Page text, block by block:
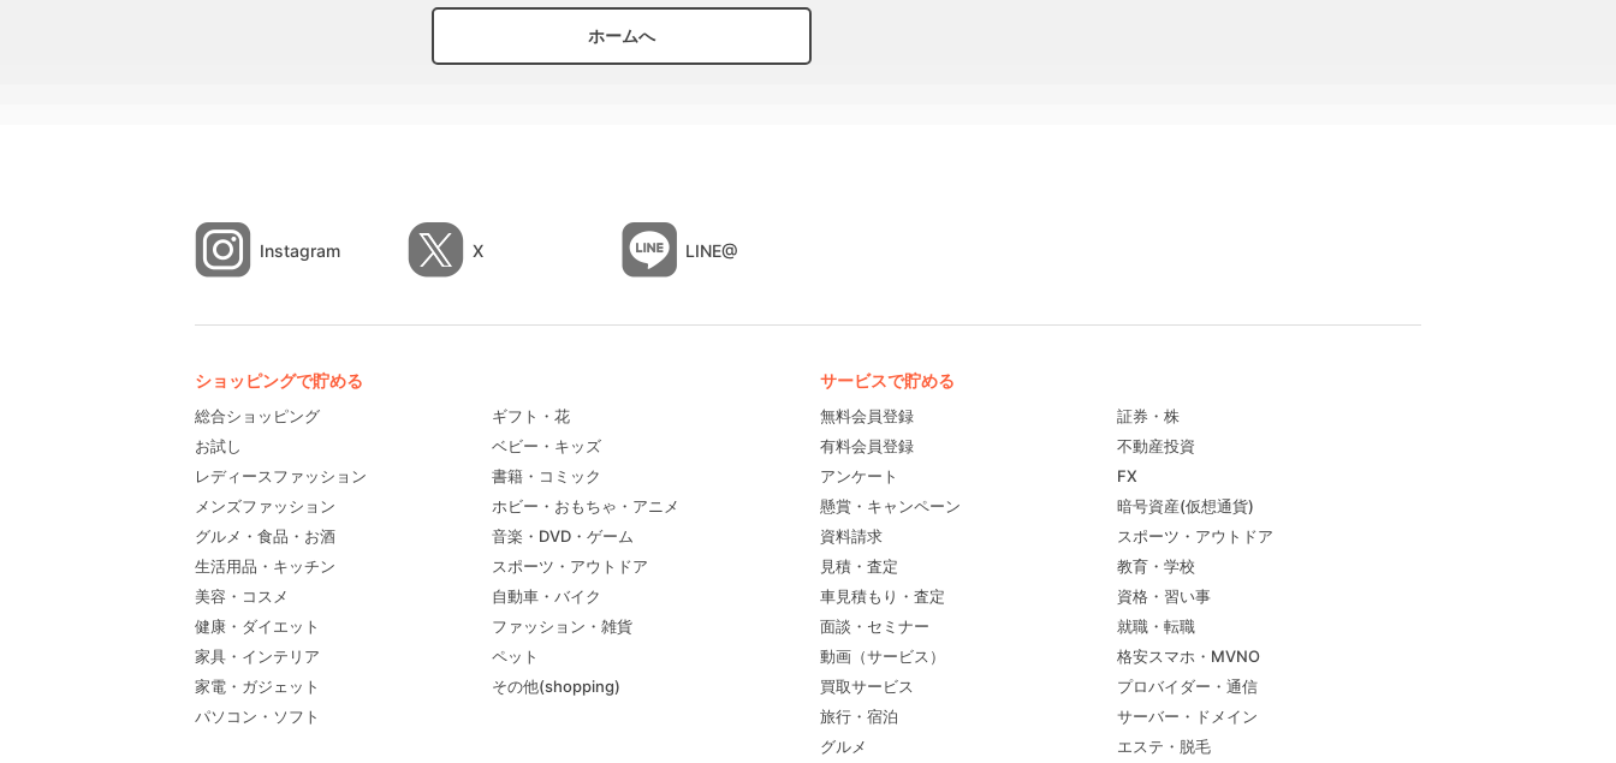
ホームへ
Instagram X LINE@
ショッピングで貯める
総合ショッピング
お試し
レディースファッション
メンズファッション
グルメ・食品・お酒
生活用品・キッチン
美容・コスメ
健康・ダイエット
家具・インテリア
家電・ガジェット
パソコン・ソフト
ギフト・花
ベビー・キッズ
書籍・コミック
ホビー・おもちゃ・アニメ
音楽・DVD・ゲーム
スポーツ・アウトドア
自動車・バイク
ファッション・雑貨
ペット
その他(shopping)
サービスで貯める
無料会員登録
有料会員登録
アンケート
懸賞・キャンペーン
資料請求
見積・査定
車見積もり・査定
面談・セミナー
動画（サービス）
買取サービス
旅行・宿泊
グルメ
証券・株
不動産投資
FX
暗号資産(仮想通貨)
スポーツ・アウトドア
教育・学校
資格・習い事
就職・転職
格安スマホ・MVNO
プロバイダー・通信
サーバー・ドメイン
エステ・脱毛